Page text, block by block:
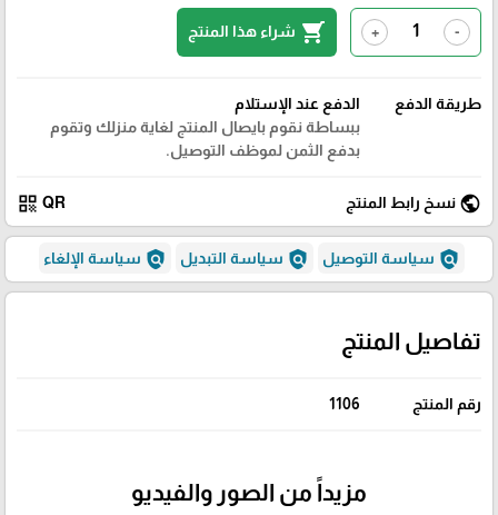
-
+
shopping_cart شراء هذا المنتج
طريقة الدفع
الدفع عند الإستلام
ببساطة نقوم بايصال المنتج لغاية منزلك وتقوم
بدفع الثمن لموظف التوصيل.
public نسخ رابط المنتج QR
qr_code
policy سياسة التوصيل policy سياسة التبديل policy سياسة الإلغاء
تفاصيل المنتج
رقم المنتج 1106
مزيداً من الصور والفيديو